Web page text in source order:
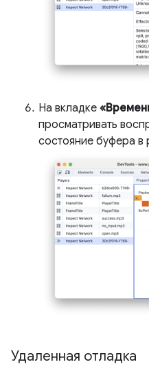
На вкладке
просматривать
состояние буфера в
Удаленная отладка